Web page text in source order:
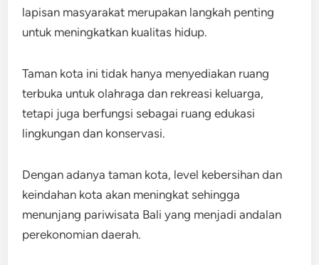
lapisan masyarakat merupakan langkah penting
untuk meningkatkan kualitas hidup.
Taman kota ini tidak hanya menyediakan ruang
terbuka untuk olahraga dan rekreasi keluarga,
tetapi juga berfungsi sebagai ruang edukasi
lingkungan dan konservasi.
Dengan adanya taman kota, level kebersihan dan
keindahan kota akan meningkat sehingga
menunjang pariwisata Bali yang menjadi andalan
perekonomian daerah.